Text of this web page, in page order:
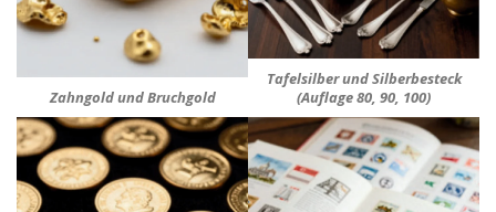
Zahngold und Bruchgold
Tafelsilber und Silberbesteck
(Auflage 80, 90, 100)